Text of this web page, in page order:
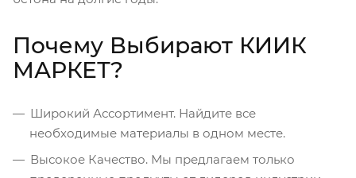
Почему Выбирают КИИК
МАРКЕТ?
Широкий Ассортимент. Найдите все
необходимые материалы в одном месте.
Высокое Качество. Мы предлагаем только